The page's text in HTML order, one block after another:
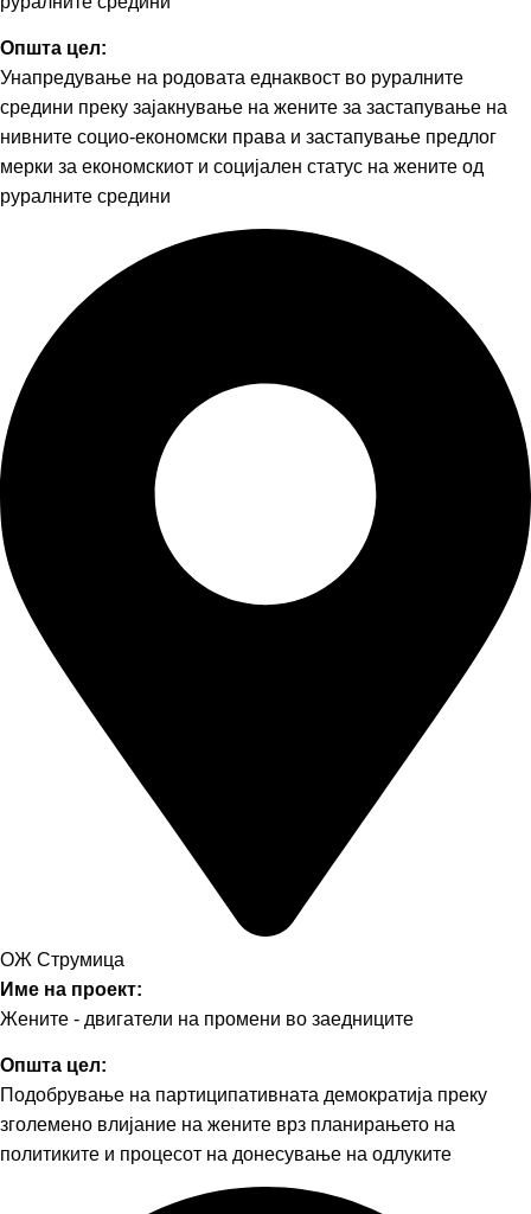
Општа цел:
Унапредување на родовата еднаквост во руралните
средини преку зајакнување на жените за застапување на
нивните социо-економски права и застапување предлог
мерки за економскиот и социјален статус на жените од
руралните средини
ОЖ Струмица
Име на проект:
Жените - двигатели на промени во заедниците
Општа цел:
Подобрување на партиципативната демократија преку
зголемено влијание на жените врз планирањето на
политиките и процесот на донесување на одлуките